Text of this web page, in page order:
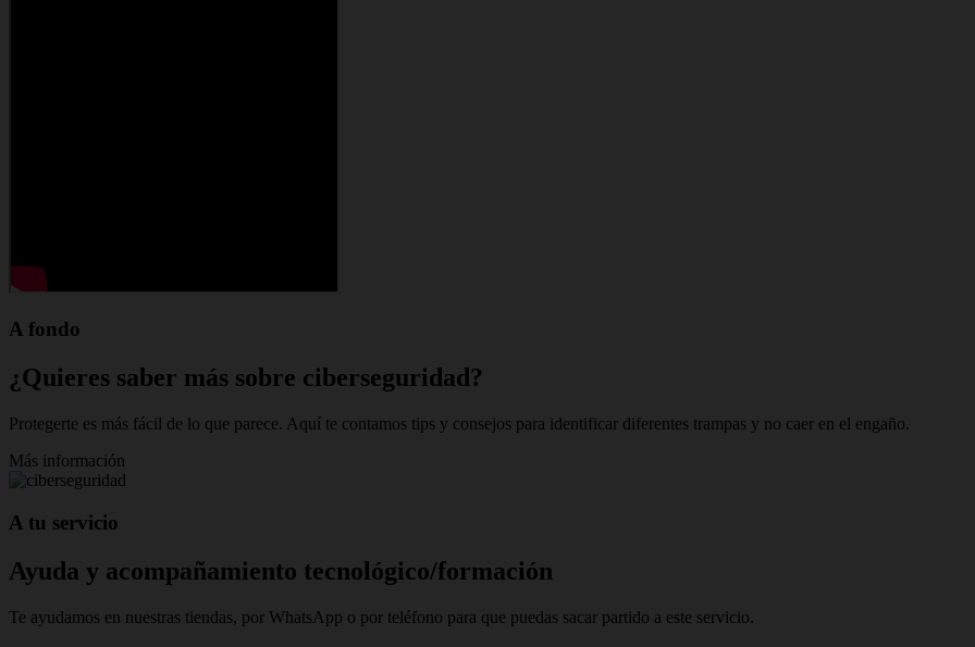
A fondo
¿Quieres saber más sobre ciberseguridad?
Protegerte es más fácil de lo que parece. Aquí te contamos tips y consejos para identificar diferentes trampas y no caer en el engaño.
Más información
A tu servicio
Ayuda y acompañamiento tecnológico/formación
Te ayudamos en nuestras tiendas, por WhatsApp o por teléfono para que puedas sacar partido a este servicio.